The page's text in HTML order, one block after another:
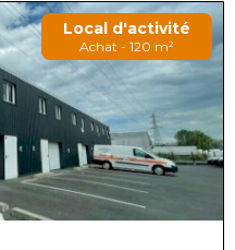
Local d'activité
Achat - 120 m²